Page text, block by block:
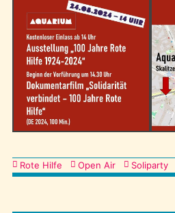
Kategorien
Rote Hilfe Open Air Soliparty